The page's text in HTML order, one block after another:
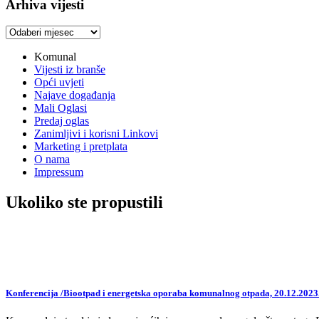
Arhiva vijesti
Arhiva
Komunal
Vijesti iz branše
Opći uvjeti
Najave događanja
Mali Oglasi
Predaj oglas
Zanimljivi i korisni Linkovi
Marketing i pretplata
O nama
Impressum
Ukoliko ste propustili
Konferencija /Biootpad i energetska oporaba komunalnog otpada,